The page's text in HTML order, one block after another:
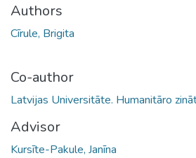
Authors
Cīrule, Brigita
Co-author
Latvijas Universitāte. Humanitāro
Advisor
Kursīte-Pakule, Janīna